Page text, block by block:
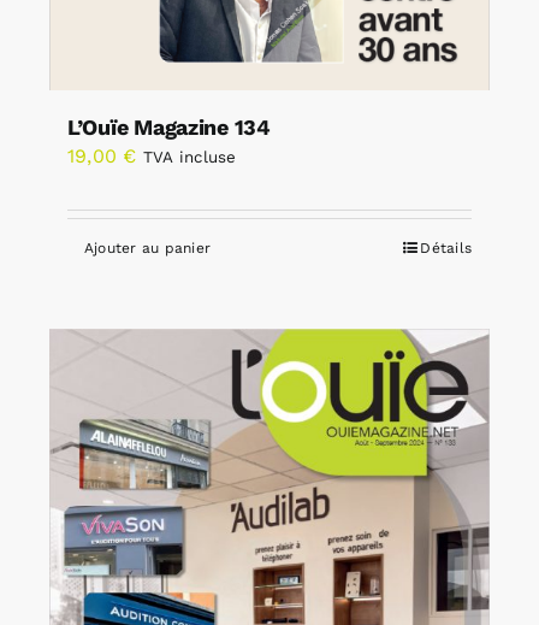
L’Ouïe Magazine 134
19,00 € TVA incluse
Ajouter au panier Détails